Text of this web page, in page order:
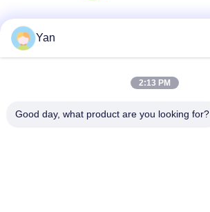
Yan
2:13 PM
Good day, what product are you looking for?